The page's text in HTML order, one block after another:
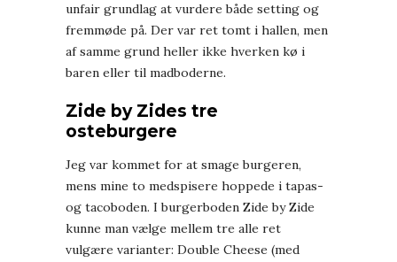
unfair grundlag at vurdere både setting og
fremmøde på. Der var ret tomt i hallen, men
af samme grund heller ikke hverken kø i
baren eller til madboderne.
Zide by Zides tre
osteburgere
Jeg var kommet for at smage burgeren,
mens mine to medspisere hoppede i tapas-
og tacoboden. I burgerboden Zide by Zide
kunne man vælge mellem tre alle ret
vulgære varianter: Double Cheese (med